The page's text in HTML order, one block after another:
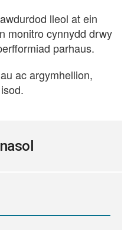
lleol at ein
monitro cynnydd drwy
parhaus.
ac argymhellion,